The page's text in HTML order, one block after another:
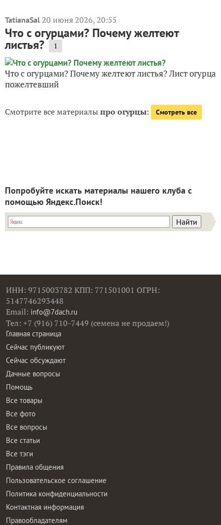
TatianaSal 20 июня 2026, 20:55
Что с огурцами? Почему желтеют
листья? 1
Что с огурцами? Почему желтеют листья? Лист огурца
пожелтевший
Смотрите все материалыпро огурцы: Смотреть все
Попробуйте искать материалы нашего клуба с
помощью Яндекс.Поиск!
ИНН: 9715003782 КПП: 771501001 ОГРН:
5147746293448
Email: info@7dach.ru
Тел: +7 (916) 710-7449 (семена не продаем!)
Главная страница
Сейчас публикуют
Сейчас обсуждают
Дачные вопросы
Помощь
Все товары
Все фото
Все вопросы
Все статьи
Все тэги
Правила общения
Пользовательское соглашение
Политика конфиденциальности
Контактная информация
Правообладателям